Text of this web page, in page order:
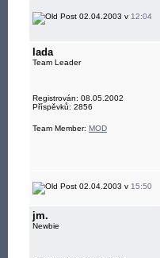
02.04.2003 v 12:04
lada
Team Leader
Registrován: 08.05.2002
Příspěvků: 2856
Team Member: MOD
02.04.2003 v 15:50
jm.
Newbie